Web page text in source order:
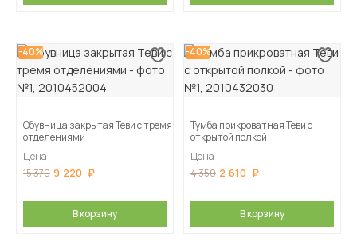
-40%
Обувница закрытая Теви с тремя
отделениями
Цена
15 370 9 220
В корзину
-40%
Тумба прикроватная Теви с
открытой полкой
Цена
4 350 2 610
В корзину